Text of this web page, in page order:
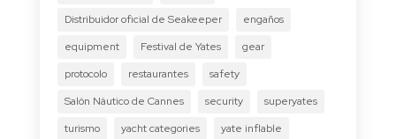
Distribuidor oficial de Seakeeper
engaños
equipment
Festival de Yates
gear
protocolo
restaurantes
safety
Salón Náutico de Cannes
security
superyates
turismo
yacht categories yate inflable